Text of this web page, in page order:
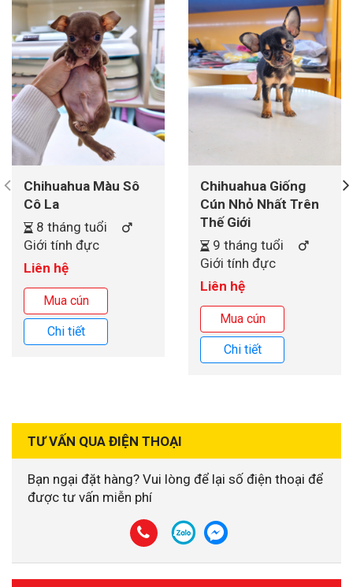
Chihuahua Màu Sô
Cô La
8 tháng tuổi
Giới tính đực
Liên hệ
Mua cún
Chi tiết
Chihuahua Giống
Cún Nhỏ Nhất Trên
Thế Giới
9 tháng tuổi
Giới tính đực
Liên hệ
Mua cún
Chi tiết
TƯ VẤN QUA ĐIỆN THOẠI
Bạn ngại đặt hàng? Vui lòng để lại số điện thoại để
được tư vấn miễn phí